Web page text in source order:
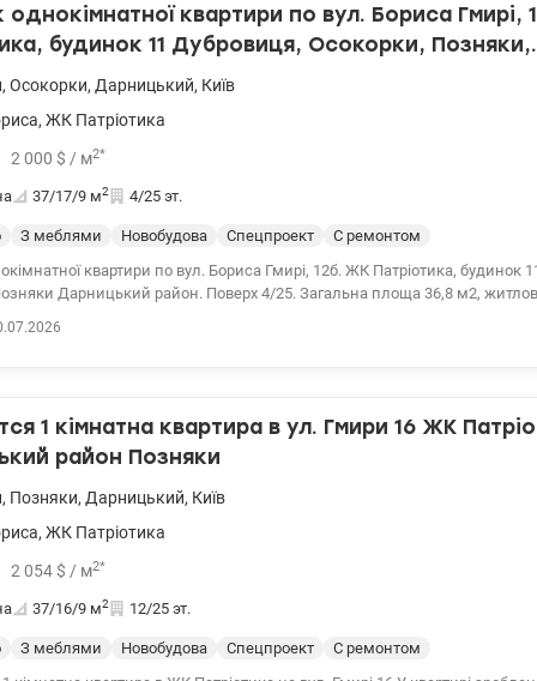
хвилин пішки, до метро Осокорки — 15 хвилин. Поруч парк «Позняки»,
супермаркети, школи та дитячі садки. Ціна 80000 у.о. Карина
квартири по вул. Бориса Гмирі,
будинок 11 Дубровиця, Осокорки, Позняки,
район
, Осокорки, Дарницький, Київ
, ЖК Патріотика
2 000 $ / м2*
37/17/9 м2 4/25 эт.
З меблями Новобудова Спецпроект
С ремонтом
квартири по вул. Бориса Гмирі, 12б. ЖК Патріотика, будинок
район. Поверх 4/25. Загальна площа 36,8 м2, житлова площа
лабораторія Synevo. Продаж тільки за готівку. Ціна 74000у.о.
1 кімнатна квартира в ул. Гмири 16 ЖК
район Позняки
, Позняки, Дарницький, Київ
, ЖК Патріотика
2 054 $ / м2*
37/16/9 м2 12/25 эт.
З меблями Новобудова Спецпроект
С ремонтом